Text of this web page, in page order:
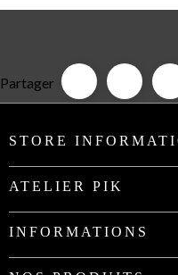
Partager
STORE
ATELIER PIK
INFORMATIONS